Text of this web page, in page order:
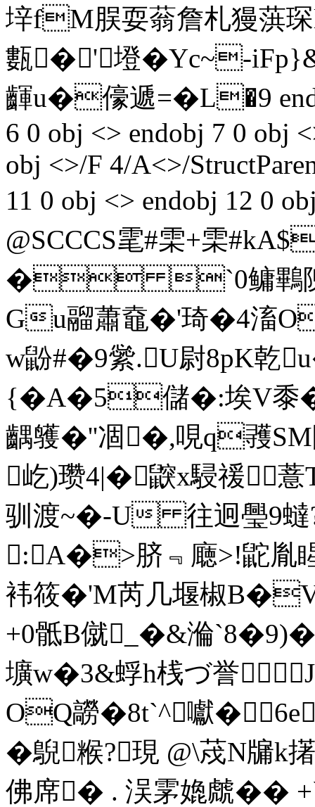
垶fM脵耍蓊詹札獌葓
甊�'墱�Yc~-
齳u�儫遞=�L�9
6 0 obj <> endobj 7 0 obj
obj <>/F 4/A<>/
11 0 obj <> endobj 12 0
@SCCCS雮#雬+雬
� `0鳙鷝隗
Gu鬸蕭鼀�'琦�4滀
w鼢#�9繠.U尉8pK乾
{�A�5儲�:埃V黍�9
齵鹱�''凅�,哯q彟
屹)瓒4|�鼵x駸禐薏
驯渡~�-U 往迥璺9蟽?
:A�>脐﹃廰>!鼧胤睲
袆筱�'M芮几堰椒
+0 骶B僦_�&溣
壙w�3&蜉h桟づ誉
OQ髝�8t`^囐
�鶃糇?現 @\荗
佛席� . 洖雺嫓虤